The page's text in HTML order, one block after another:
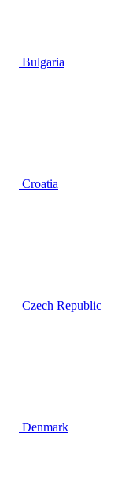
Bulgaria
Croatia
Czech Republic
Denmark